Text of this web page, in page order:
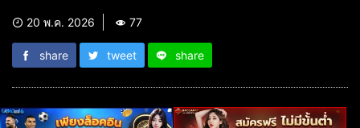
20 พ.ค. 2026 77
share tweet share